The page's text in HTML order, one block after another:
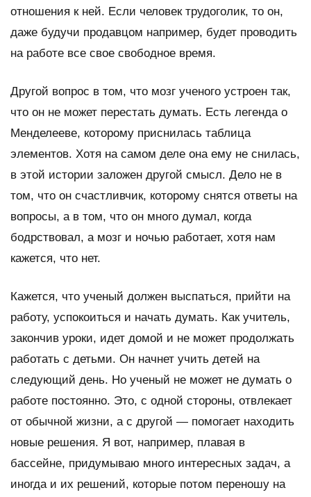
отношения к ней. Если человек трудоголик, то он,
даже будучи продавцом например, будет проводить
на работе все свое свободное время.
Другой вопрос в том, что мозг ученого устроен так,
что он не может перестать думать. Есть легенда о
Менделееве, которому приснилась таблица
элементов. Хотя на самом деле она ему не снилась,
в этой истории заложен другой смысл. Дело не в
том, что он счастливчик, которому снятся ответы на
вопросы, а в том, что он много думал, когда
бодрствовал, а мозг и ночью работает, хотя нам
кажется, что нет.
Кажется, что ученый должен выспаться, прийти на
работу, успокоиться и начать думать. Как учитель,
закончив уроки, идет домой и не может продолжать
работать с детьми. Он начнет учить детей на
следующий день. Но ученый не может не думать о
работе постоянно. Это, с одной стороны, отвлекает
от обычной жизни, а с другой — помогает находить
новые решения. Я вот, например, плавая в
бассейне, придумываю много интересных задач, а
иногда и их решений, которые потом переношу на